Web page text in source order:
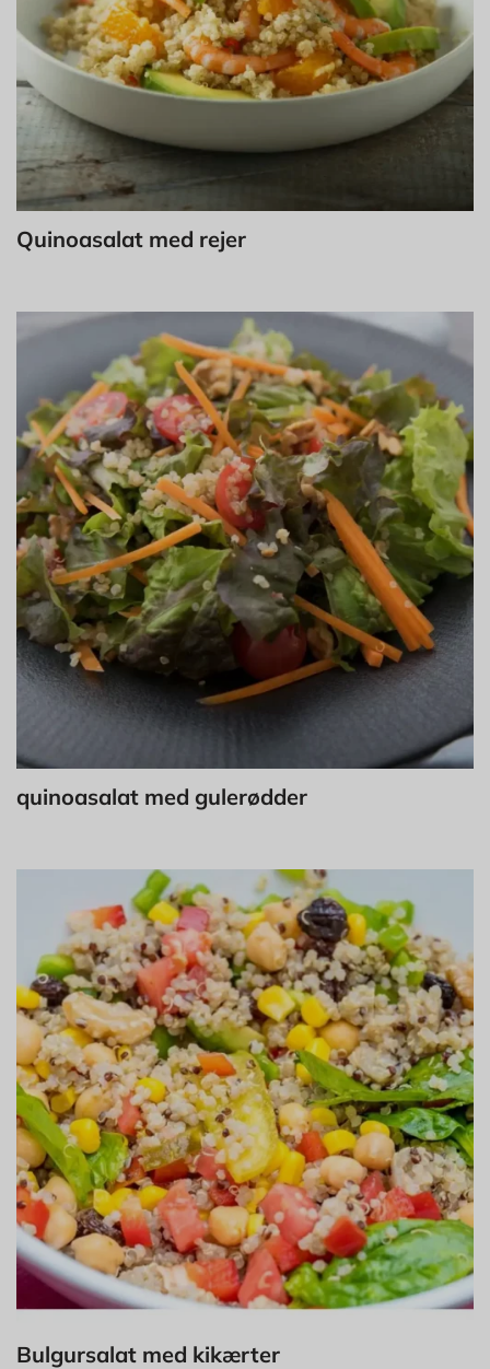
Quinoasalat med rejer
quinoasalat med gulerødder
Bulgursalat med kikærter